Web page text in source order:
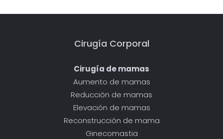
Cirugía Corporal
Cirugía de mamas
Aumento de mamas
Reducción de mamas
Elevación de mamas
Reconstrucción de mama
Ginecomastia